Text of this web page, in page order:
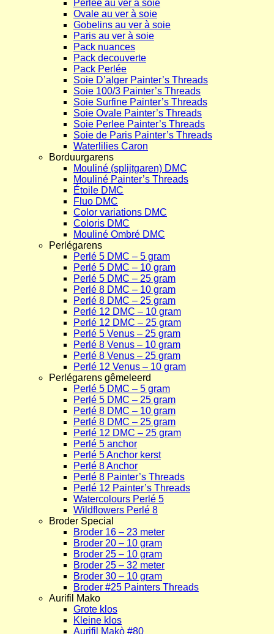
Perlée au ver à soie
Ovale au ver à soie
Gobelins au ver à soie
Paris au ver à soie
Pack nuances
Pack decouverte
Pack Perlée
Soie D’alger Painter’s Threads
Soie 100/3 Painter’s Threads
Soie Surfine Painter’s Threads
Soie Ovale Painter’s Threads
Soie Perlee Painter’s Threads
Soie de Paris Painter’s Threads
Waterlilies Caron
Borduurgarens
Mouliné (splijtgaren) DMC
Mouliné Painter’s Threads
Étoile DMC
Fluo DMC
Color variations DMC
Coloris DMC
Mouliné Ombré DMC
Perlégarens
Perlé 5 DMC – 5 gram
Perlé 5 DMC – 10 gram
Perlé 5 DMC – 25 gram
Perlé 8 DMC – 10 gram
Perlé 8 DMC – 25 gram
Perlé 12 DMC – 10 gram
Perlé 12 DMC – 25 gram
Perlé 5 Venus – 25 gram
Perlé 8 Venus – 10 gram
Perlé 8 Venus – 25 gram
Perlé 12 Venus – 10 gram
Perlégarens gêmeleerd
Perlé 5 DMC – 5 gram
Perlé 5 DMC – 25 gram
Perlé 8 DMC – 10 gram
Perlé 8 DMC – 25 gram
Perlé 12 DMC – 25 gram
Perlé 5 anchor
Perlé 5 Anchor kerst
Perlé 8 Anchor
Perlé 8 Painter’s Threads
Perlé 12 Painter’s Threads
Watercolours Perlé 5
Wildflowers Perlé 8
Broder Special
Broder 16 – 23 meter
Broder 20 – 10 gram
Broder 25 – 10 gram
Broder 25 – 32 meter
Broder 30 – 10 gram
Broder #25 Painters Threads
Aurifil Mako
Grote klos
Kleine klos
Aurifil Makò #80